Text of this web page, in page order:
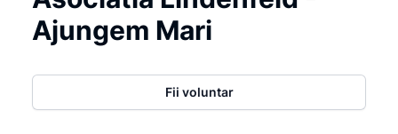
Ajungem Mari
Fii voluntar